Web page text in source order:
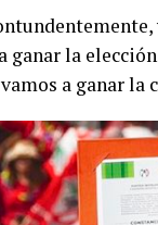
ganar la
a ganar la